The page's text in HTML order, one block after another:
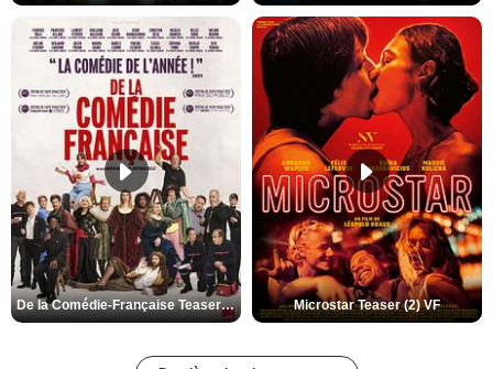
De la Comédie-Française Teaser (3) VF Microstar Teaser (2) VF